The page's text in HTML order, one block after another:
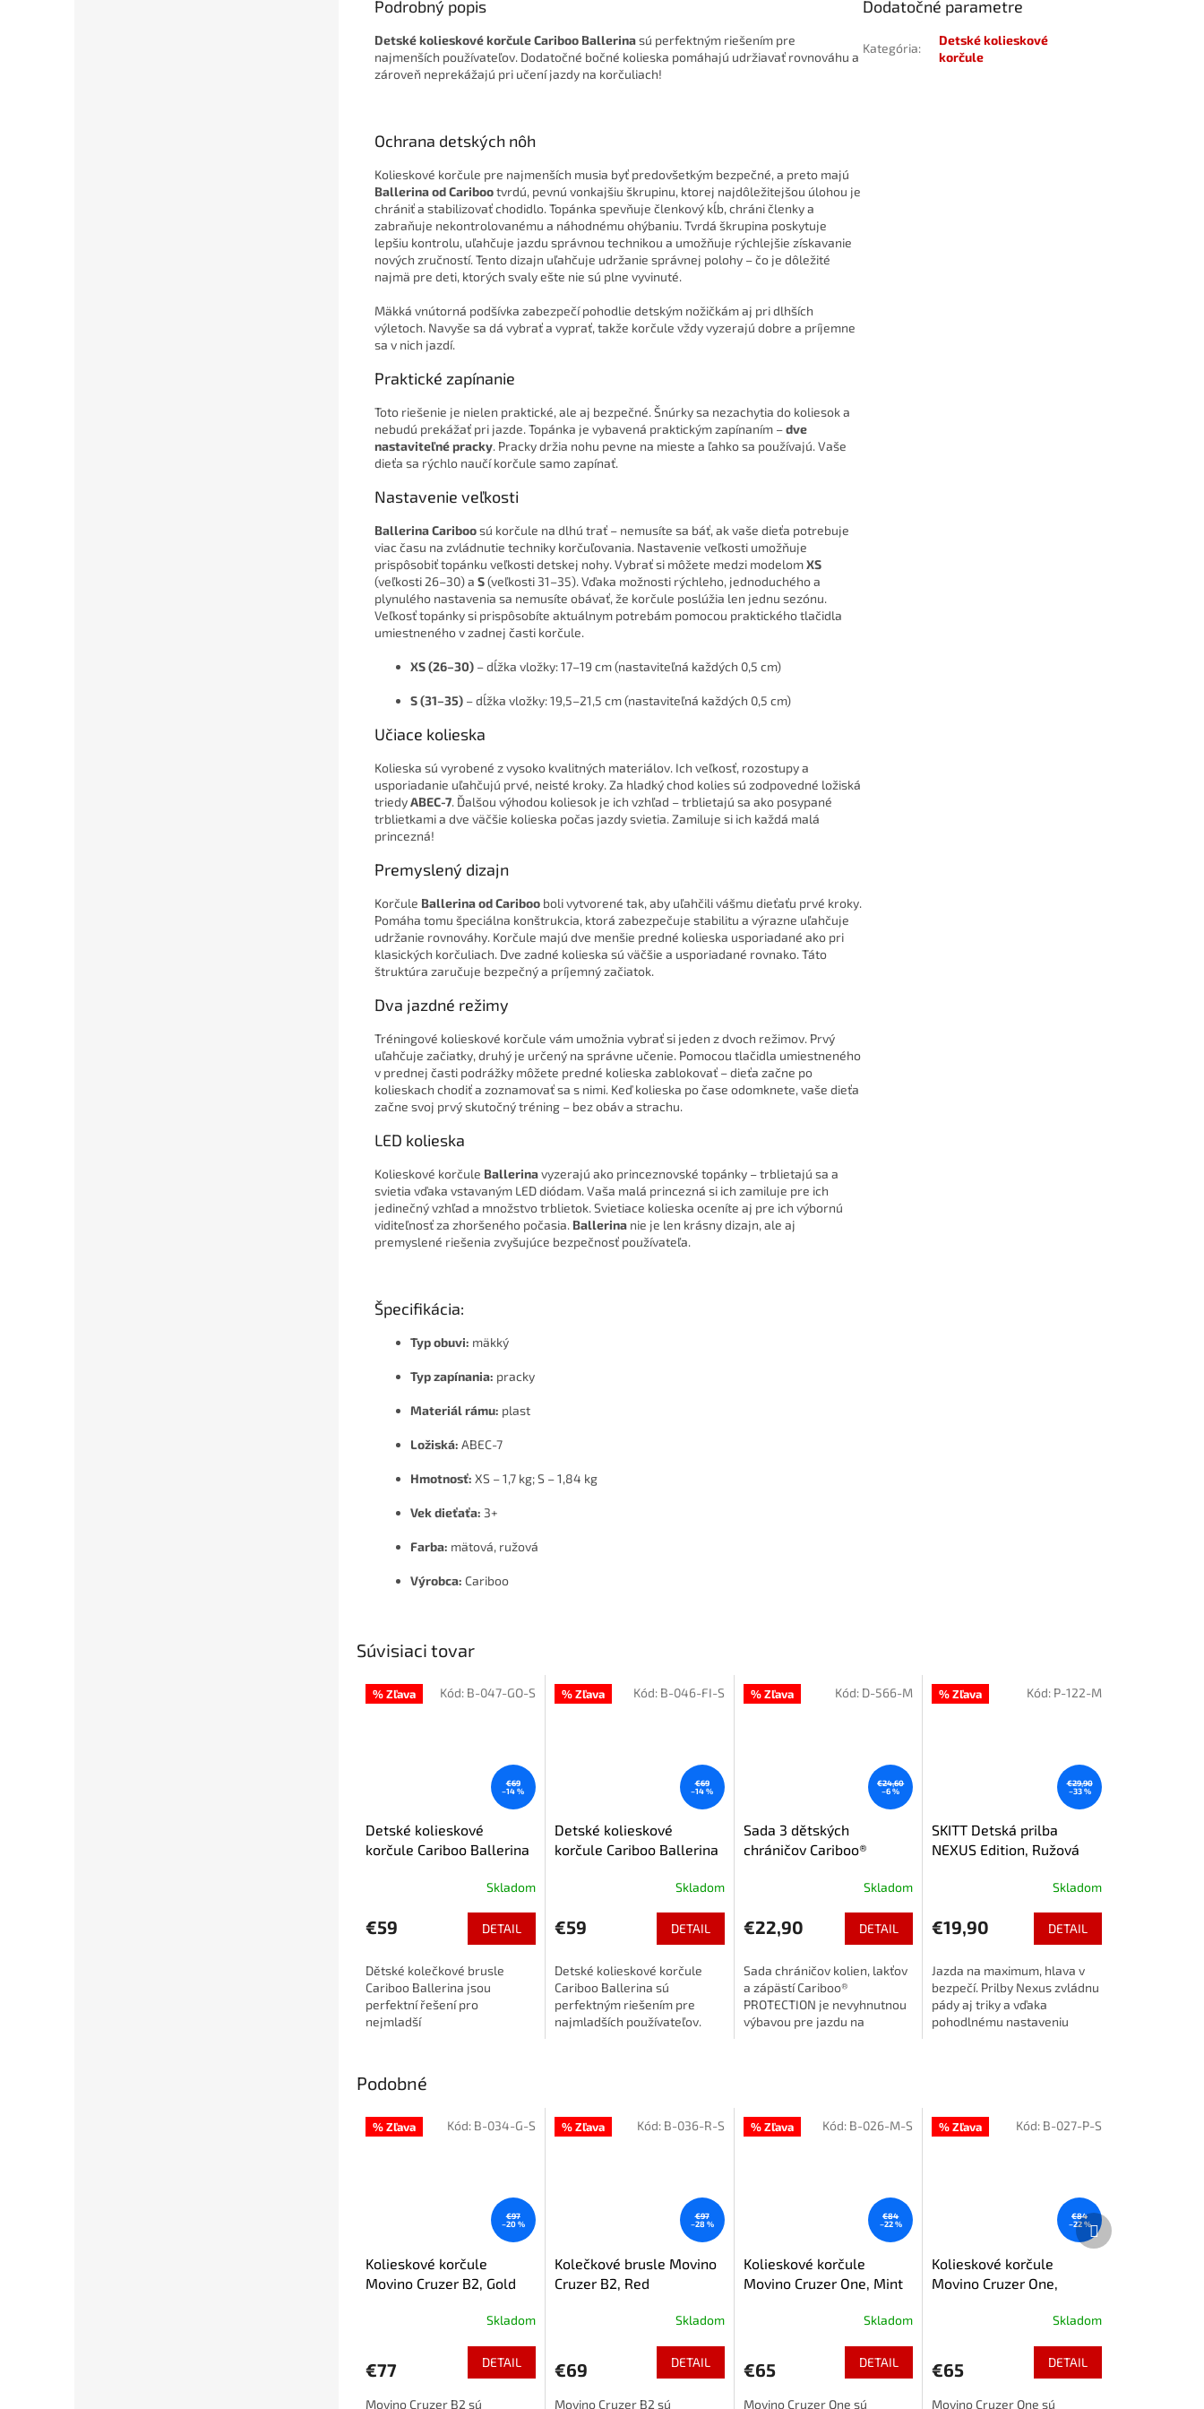
Podrobný popis
Detské kolieskové korčule Cariboo Ballerinasú perfektným riešením pre
najmenších používateľov. Dodatočné bočné kolieska pomáhajú udržiavať rovnováhu a
zároveň neprekážajú pri učení jazdy na korčuliach!
Ochrana detských nôh
Kolieskové korčule pre najmenších musia byť predovšetkým bezpečné, a preto majú
Ballerina od Caribootvrdú, pevnú vonkajšiu škrupinu, ktorej najdôležitejšou úlohou je
chrániť a stabilizovať chodidlo. Topánka spevňuje členkový kĺb, chráni členky a
zabraňuje nekontrolovanému a náhodnému ohýbaniu. Tvrdá škrupina poskytuje
lepšiu kontrolu, uľahčuje jazdu správnou technikou a umožňuje rýchlejšie získavanie
nových zručností. Tento dizajn uľahčuje udržanie správnej polohy – čo je dôležité
najmä pre deti, ktorých svaly ešte nie sú plne vyvinuté.
Mäkká vnútorná podšívka zabezpečí pohodlie detským nožičkám aj pri dlhších
výletoch. Navyše sa dá vybrať a vyprať, takže korčule vždy vyzerajú dobre a príjemne
sa v nich jazdí.
Praktické zapínanie
Toto riešenie je nielen praktické, ale aj bezpečné. Šnúrky sa nezachytia do koliesok a
nebudú prekážať pri jazde. Topánka je vybavená praktickým zapínaním –dve
nastaviteľné pracky. Pracky držia nohu pevne na mieste a ľahko sa používajú. Vaše
dieťa sa rýchlo naučí korčule samo zapínať.
Nastavenie veľkosti
Ballerina Cariboosú korčule na dlhú trať – nemusíte sa báť, ak vaše dieťa potrebuje
viac času na zvládnutie techniky korčuľovania. Nastavenie veľkosti umožňuje
prispôsobiť topánku veľkosti detskej nohy. Vybrať si môžete medzi modelomXS
(veľkosti 26–30) a S(veľkosti 31–35). Vďaka možnosti rýchleho, jednoduchého a
plynulého nastavenia sa nemusíte obávať, že korčule poslúžia len jednu sezónu.
Veľkosť topánky si prispôsobíte aktuálnym potrebám pomocou praktického tlačidla
umiestneného v zadnej časti korčule.
XS (26–30) – dĺžka vložky: 17–19 cm (nastaviteľná každých 0,5 cm)
S (31–35) – dĺžka vložky: 19,5–21,5 cm (nastaviteľná každých 0,5 cm)
Učiace kolieska
Kolieska sú vyrobené z vysoko kvalitných materiálov. Ich veľkosť, rozostupy a
usporiadanie uľahčujú prvé, neisté kroky. Za hladký chod kolies sú zodpovedné ložiská
triedyABEC-7. Ďalšou výhodou koliesok je ich vzhľad – trblietajú sa ako posypané
trblietkami a dve väčšie kolieska počas jazdy svietia. Zamiluje si ich každá malá
princezná!
Premyslený dizajn
Korčule Ballerina od Cariboo boli vytvorené tak, aby uľahčili vášmu dieťaťu prvé kroky.
Pomáha tomu špeciálna konštrukcia, ktorá zabezpečuje stabilitu a výrazne uľahčuje
udržanie rovnováhy. Korčule majú dve menšie predné kolieska usporiadané ako pri
klasických korčuliach. Dve zadné kolieska sú väčšie a usporiadané rovnako. Táto
štruktúra zaručuje bezpečný a príjemný začiatok.
Dva jazdné režimy
Tréningové kolieskové korčule vám umožnia vybrať si jeden z dvoch režimov. Prvý
uľahčuje začiatky, druhý je určený na správne učenie. Pomocou tlačidla umiestneného
v prednej časti podrážky môžete predné kolieska zablokovať – dieťa začne po
kolieskach chodiť a zoznamovať sa s nimi. Keď kolieska po čase odomknete, vaše dieťa
začne svoj prvý skutočný tréning – bez obáv a strachu.
LED kolieska
Kolieskové korčule Ballerinavyzerajú ako princeznovské topánky – trblietajú sa a
svietia vďaka vstavaným LED diódam. Vaša malá princezná si ich zamiluje pre ich
jedinečný vzhľad a množstvo trblietok. Svietiace kolieska oceníte aj pre ich výbornú
viditeľnosť za zhoršeného počasia. Ballerina nie je len krásny dizajn, ale aj
premyslené riešenia zvyšujúce bezpečnosť používateľa.
Špecifikácia:
Typ obuvi: mäkký
Typ zapínania: pracky
Materiál rámu: plast
Ložiská: ABEC-7
Hmotnosť: XS – 1,7 kg; S – 1,84 kg
Vek dieťaťa: 3+
Farba: mätová, ružová
Výrobca: Cariboo
Dodatočné parametre
Kategória:
Detské kolieskové
korčule
Súvisiaci tovar
% Zľava
€69
–14 %
Detské kolieskové
korčule Cariboo Ballerina
Skladom
€59 DETAIL
Dětské kolečkové brusle
Cariboo Ballerina jsou
perfektní řešení pro
nejmladší
nepřekáží při učení...
Kód: B-047-GO-S % Zľava
€69
–14 %
Detské kolieskové
korčule Cariboo Ballerina
Skladom
€59 DETAIL
Detské kolieskové korčule
Cariboo Ballerina sú
perfektným riešením pre
najmladších používateľov.
Kód: B-046-FI-S % Zľava
€24,60
–6 %
Sada 3 dětských
chráničov Cariboo®
Skladom
€22,90 DETAIL
Sada chráničov kolien, lakťov
a zápästí Cariboo®
PROTECTION je nevyhnutnou
výbavou pre jazdu na
Kód: D-566-M % Zľava
€29,90
–33 %
SKITT Detská prilba
NEXUS Edition, Ružová
Skladom
€19,90 DETAIL
Jazda na maximum, hlava v
bezpečí. Prilby Nexus zvládnu
pády aj triky a vďaka
pohodlnému nastaveniu
Kód: P-122-M
Podobné
% Zľava
€97
–20 %
Kolieskové korčule
Movino Cruzer B2, Gold
Skladom
€77 DETAIL
Movino Cruzer B2 sú
Kód: B-034-G-S % Zľava
€97
–28 %
Kolečkové brusle Movino
Cruzer B2, Red
Skladom
€69 DETAIL
Movino Cruzer B2 sú
Kód: B-036-R-S % Zľava
€84
–22 %
Kolieskové korčule
Movino Cruzer One, Mint
Skladom
€65 DETAIL
Movino Cruzer One sú
Kód: B-026-M-S % Zľava
€84
–22 %
Kolieskové korčule
Movino Cruzer One,
Skladom
€65 DETAIL
Movino Cruzer One sú
Kód: B-027-P-S
Ďalší
produkt